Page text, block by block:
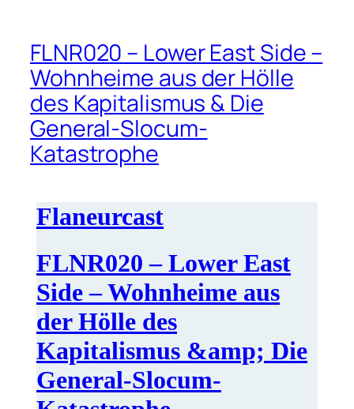
FLNR020 – Lower East Side –
Wohnheime aus der Hölle
des Kapitalismus & Die
General-Slocum-
Katastrophe